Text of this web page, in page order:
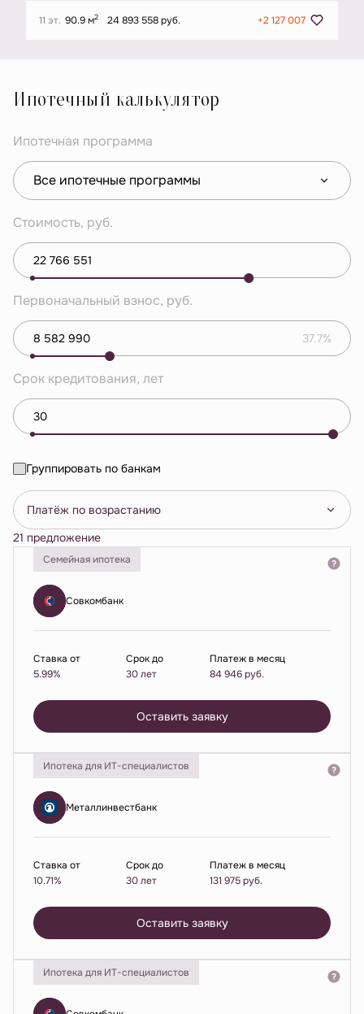
11 эт. 90.9 м2 24 893 558 руб. +2 127 007
Ипотечный калькулятор
Ипотечная программа
Все ипотечные программы
Стоимость, руб.
Первоначальный взнос, руб.
37.7%
Срок кредитования, лет
Группировать по банкам
Платёж по возрастанию
21 предложение
Семейная ипотека
Совкомбанк
Ставка от
5.99%
Срок до
30 лет
Платеж в месяц
84 946руб.
Оставить заявку
Ипотека для ИТ-специалистов
Металлинвестбанк
Ставка от
10.71%
Срок до
30 лет
Платеж в месяц
131 975руб.
Оставить заявку
Ипотека для ИТ-специалистов